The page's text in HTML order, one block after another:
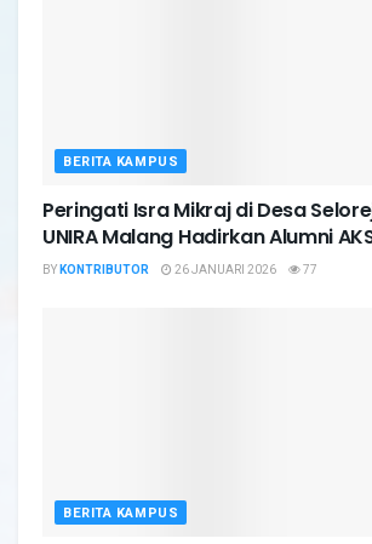
BERITA KAMPUS
Peringati Isra Mikraj di Desa
UNIRA Malang Hadirkan Alumni
BYKONTRIBUTOR 26 JANUARI 2026 77
BERITA KAMPUS